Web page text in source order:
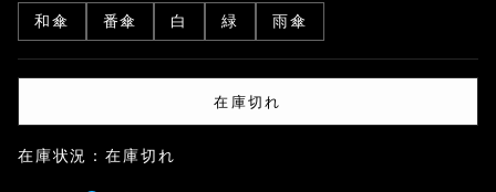
和傘 番傘 白 緑 雨傘
在庫切れ
在庫状況：在庫切れ